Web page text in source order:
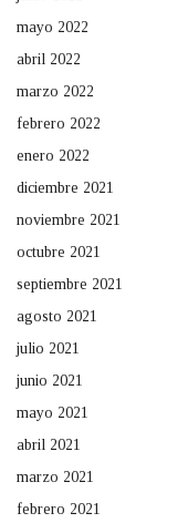
mayo 2022
abril 2022
marzo 2022
febrero 2022
enero 2022
diciembre 2021
noviembre 2021
octubre 2021
septiembre 2021
agosto 2021
julio 2021
junio 2021
mayo 2021
abril 2021
marzo 2021
febrero 2021